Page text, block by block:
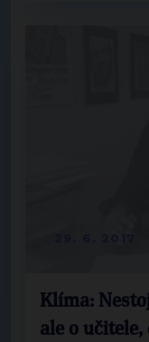
Klíma:
ale o učitele,